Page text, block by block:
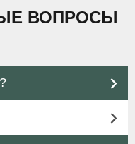
ВОПРОСЫ